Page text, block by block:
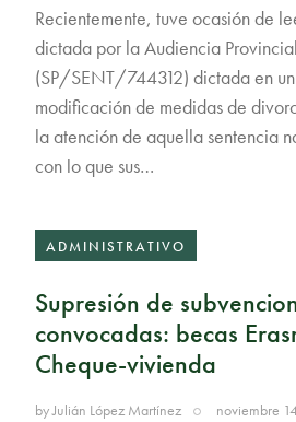
Recientemente, tuve ocasión de
dictada por la Audiencia
(SP/SENT/744312) dictada en
modificación de medidas de
la atención de aquella sentencia
con lo que sus…
ADMINISTRATIVO
Supresión de
convocadas: becas
Cheque-vivienda
byJulián López Martínez noviembre